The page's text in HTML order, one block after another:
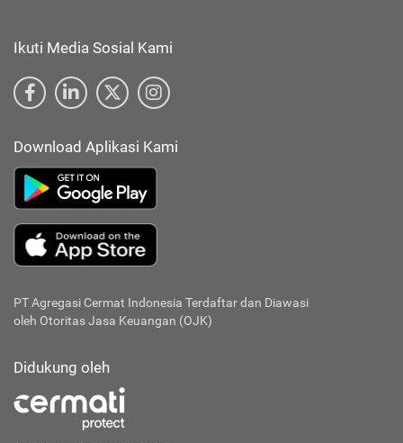
Ikuti Media Sosial Kami
Download Aplikasi Kami
PT Agregasi Cermat Indonesia Terdaftar dan Diawasi
oleh Otoritas Jasa Keuangan (OJK)
Didukung oleh